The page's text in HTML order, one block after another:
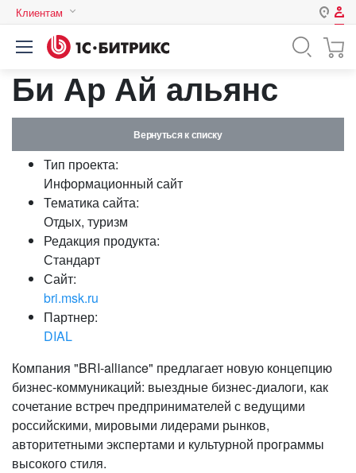
Клиентам
Казахстан
Авторизация
Нет аккаунта?
Логин
Пароль
Би Ар Ай альянс
Вернуться к списку
Тип проекта:
Информационный сайт
Тематика сайта:
Отдых, туризм
Редакция продукта:
Стандарт
Сайт:
bri.msk.ru
Партнер:
DIAL
Компания "BRI-alliance" предлагает новую концепцию
бизнес-коммуникаций: выездные бизнес-диалоги, как
сочетание встреч предпринимателей с ведущими
российскими, мировыми лидерами рынков,
авторитетными экспертами и культурной программы
высокого стиля.